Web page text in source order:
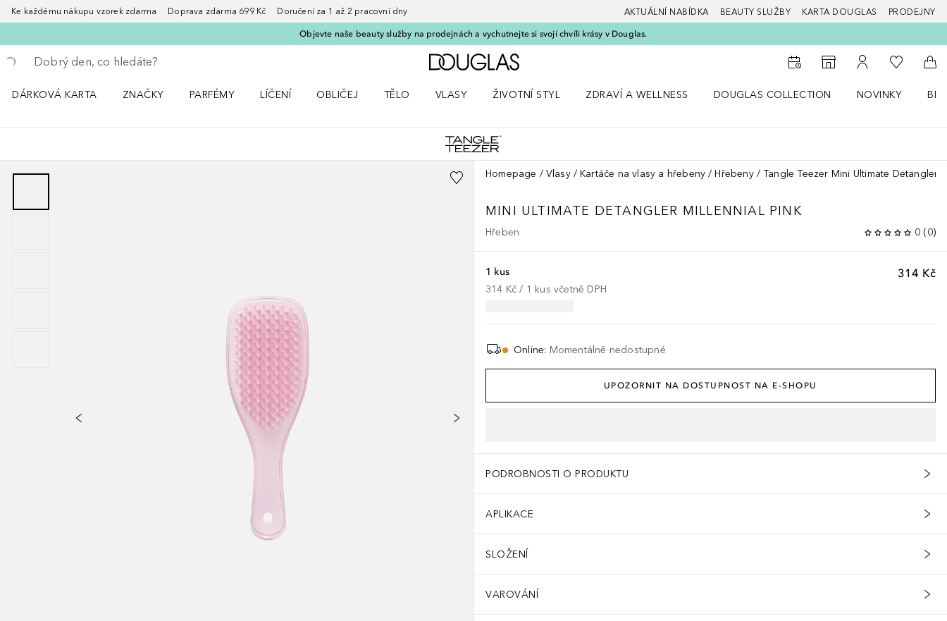
Ke každému nákupu vzorek zdarma Doprava zdarma 699 Kč Doručení za 1 až 2 pracovní dny AKTUÁLNÍ NABÍDKA BEAUTY SLUŽBY KARTA DOUGLAS PRODEJNY
Objevte naše beauty služby na prodejnách a vychutnejte si svojí chvíli krásy v Douglas.
Vraťte se
Proveďte vyhledávání
Domů
K vyhledávači prodejen
K mému účtu
K mému
Do
DÁRKOVÁ KARTA
ZNAČKY
PARFÉMY
LÍČENÍ
OBLIČEJ
TĚLO
VLASY
ŽIVOTNÍ STYL
ZDRAVÍ A WELLNESS
DOUGLAS COLLECTION
NOVINKY
Homepage Vlasy Kartáče na vlasy a hřebeny Hřebeny Tangle Teezer Mini Ultimate Detangler
MINI ULTIMATE DETANGLER MILLENNIAL PINK
Hřeben 0 (0)
314 Kč
1 kus
314 Kč / 1 kus včetně DPH
Online: Momentálně nedostupné
UPOZORNIT NA DOSTUPNOST NA E-SHOPU
PODROBNOSTI O PRODUKTU
APLIKACE
SLOŽENÍ
VAROVÁNÍ